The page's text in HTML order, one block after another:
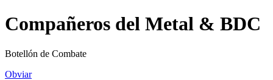
Compañeros del Metal & BDC
Botellón de Combate
Obviar